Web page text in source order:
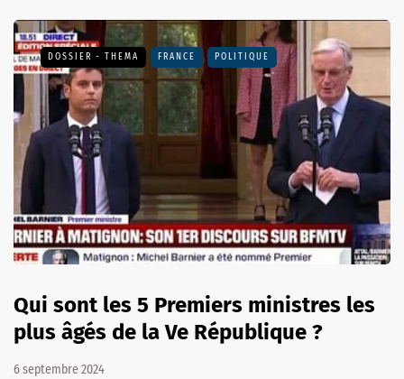
DOSSIER - THEMA FRANCE POLITIQUE
Qui sont les 5 Premiers ministres les
plus âgés de la Ve République ?
6 septembre 2024